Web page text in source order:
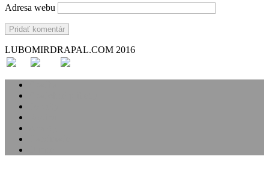
Adresa webu
LUBOMIRDRAPAL.COM 2016